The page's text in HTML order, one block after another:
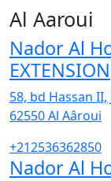
Al Aaroui
Nador Al
EXTENSION
58, bd Hassan II,
62550Al Aâroui
+212536362850
Nador Al